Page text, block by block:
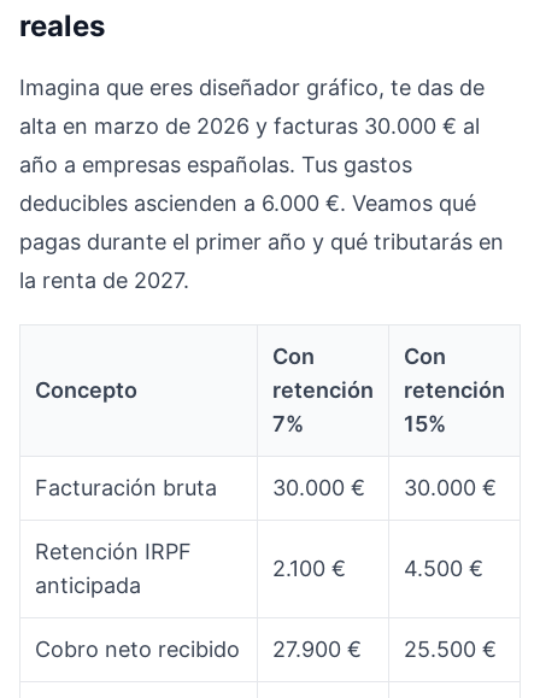
reales
Imagina que eres diseñador gráfico, te das de
alta en marzo de 2026 y facturas 30.000 € al
año a empresas españolas. Tus gastos
deducibles ascienden a 6.000 €. Veamos qué
pagas durante el primer año y qué tributarás en
la renta de 2027.
Concepto
Con
retención
7%
Con
retención
15%
Facturación bruta 30.000 € 30.000 €
Retención IRPF
anticipada
2.100 € 4.500 €
Cobro neto recibido 27.900 € 25.500 €